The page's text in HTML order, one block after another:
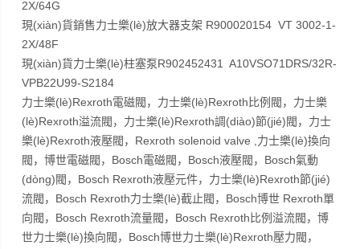
2X/64G
現(xiàn)貨銷售力士樂(lè)放大器支架 R900020154 VT 3002-1-
2X/48F
現(xiàn)貨力士樂(lè)柱塞泵R902452431 A10VSO71DRS/32R-
VPB22U99-S2184
力士樂(lè)Rexroth電磁閥，力士樂(lè)Rexroth比例閥，力士樂
(lè)Rexroth溢流閥，力士樂(lè)Rexroth調(diào)節(jié)閥，力士
樂(lè)Rexroth液壓閥，Rexroth solenoid valve ,力士樂(lè)換向
閥，博世電磁閥，Bosch電磁閥，Bosch液壓閥，Bosch氣動
(dòng)閥，Bosch Rexroth液壓元件，力士樂(lè)Rexroth節(jié)
流閥，Bosch Rexroth力士樂(lè)截止閥，Bosch博世 Rexroth單
向閥，Bosch Rexroth流量閥，Bosch Rexroth比例溢流閥，博
世力士樂(lè)換向閥，Bosch博世力士樂(lè)Rexroth壓力閥，